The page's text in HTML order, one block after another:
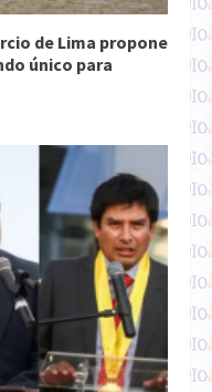
de Lima propone
único para